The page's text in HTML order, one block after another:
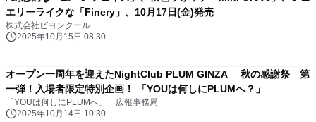
エリーライクな「Finery」、10月17日(金)発売
株式会社ビヨンクール
2025年10月15日 08:30
オープン一周年を迎えたNightClub PLUM GINZA 秋の感謝祭 第
一弾！入場者限定特別企画！ 「YOUは何しにPLUMへ？」
「YOUは何しにPLUMへ」 広報事務局
2025年10月14日 10:30